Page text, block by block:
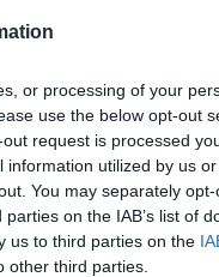
or processing of your
use the below opt-out
request is processed
utilized by us
You may separately
on the IAB’s list of
us to third parties on the
other third parties.
volata la
col
dal
come
Ivan
generale